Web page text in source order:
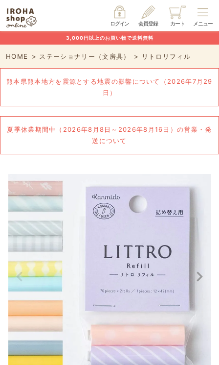
メニュー
カート
会員登録
ログイン
3,000円以上のお買い物で送料無料
HOME ステーショナリー（文房具） リトロリフィル
熊本県熊本地方を震源とする地震の影響について（2026年7月29
日）
夏季休業期間中（2026年8月8日～2026年8月16日）の営業・発
送について